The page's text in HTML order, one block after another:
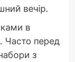
вечір.
в
Часто перед
з